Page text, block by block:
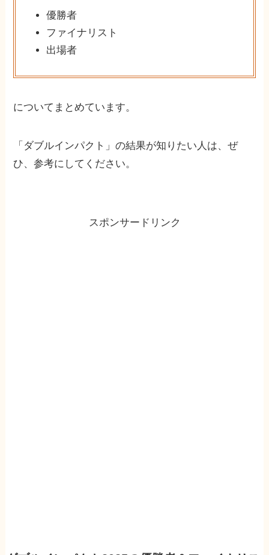
優勝者
ファイナリスト
出場者
についてまとめています。
「ダブルインパクト」の結果が知りたい人は、ぜ
ひ、参考にしてください。
スポンサードリンク